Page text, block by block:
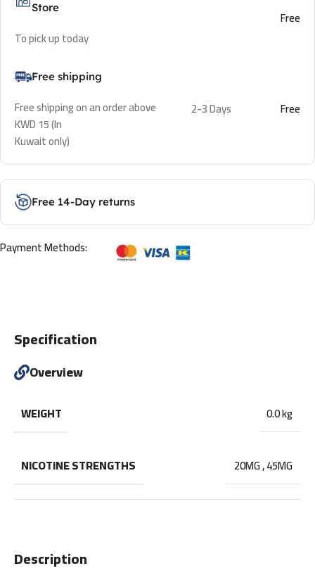
Store
To pick up today
Free
Free shipping
Free shipping on an order above
KWD 15 (In
Kuwait only)
2-3 Days Free
Free 14-Day returns
Payment Methods:
Description
Specification
Overview
WEIGHT 0.0 kg
NICOTINE STRENGTHS 20MG,45MG